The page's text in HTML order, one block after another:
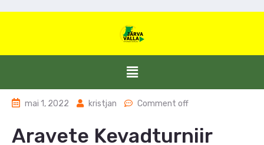
mai 1, 2022 kristjan Comment off
Aravete Kevadturniir